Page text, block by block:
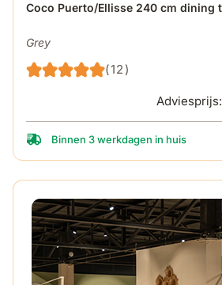
Coco Puerto/Ellisse 240 cm dining
Grey
(12)
De prijs is afhankelijk van de
Adviesprijs:
Binnen 3 werkdagen in huis